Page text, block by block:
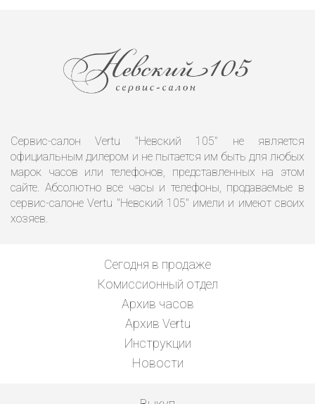
Сервис-салон Vertu "Невский 105" не является
официальным дилером и не пытается им быть для любых
марок часов или телефонов, представленных на этом
сайте. Абсолютно все часы и телефоны, продаваемые в
сервис-салоне Vertu "Невский 105" имели и имеют своих
хозяев.
Сегодня в продаже
Комиссионный отдел
Архив часов
Архив Vertu
Инструкции
Новости